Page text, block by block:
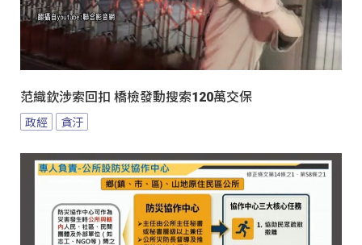
范織欽涉索回扣 橋檢發動搜索120萬交保
政經 貪汙